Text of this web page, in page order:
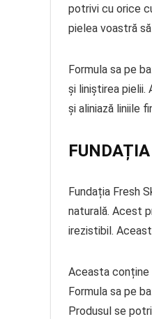
potrivi cu orice
pielea voastră
Formula sa pe
și liniștirea pielii.
și aliniază liniile
Fundația Fresh
naturală. Acest
irezistibil.
Aceasta conține
Formula sa pe
Produsul se